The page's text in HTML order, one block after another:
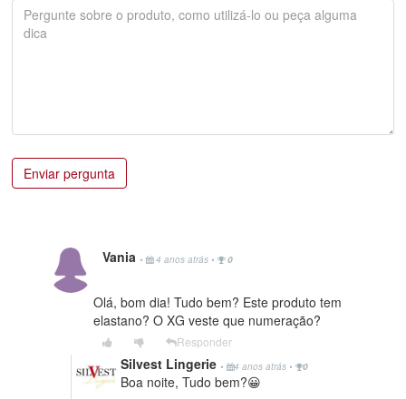
Enviar pergunta
Vania • 4 anos atrás • 0
Olá, bom dia! Tudo bem? Este produto tem
elastano? O XG veste que numeração?
Responder
Silvest Lingerie • 4 anos atrás • 0
Boa noite, Tudo bem?😀